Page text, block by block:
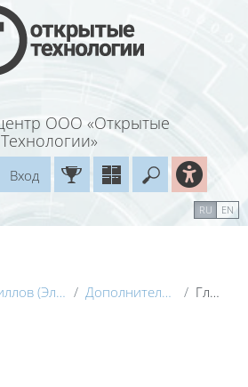
ООО «Открытые
Технологии»
Введите
Вход
RU EN
ИР. М2 - Кириллов (Электронный курс) с видео Дополнительные материалы Глоссарий